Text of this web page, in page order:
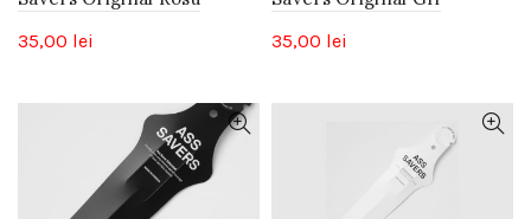
35,00 lei
35,00 lei